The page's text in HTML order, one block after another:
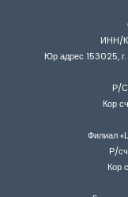
ИНН/
Юр адрес 153025,
Р/
Кор
Филиал
Р/
Кор